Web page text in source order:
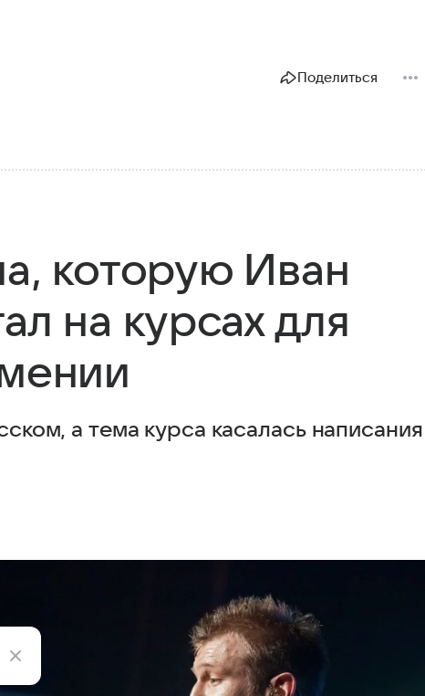
Поделиться
которую Иван
на курсах для
а тема курса касалась написания